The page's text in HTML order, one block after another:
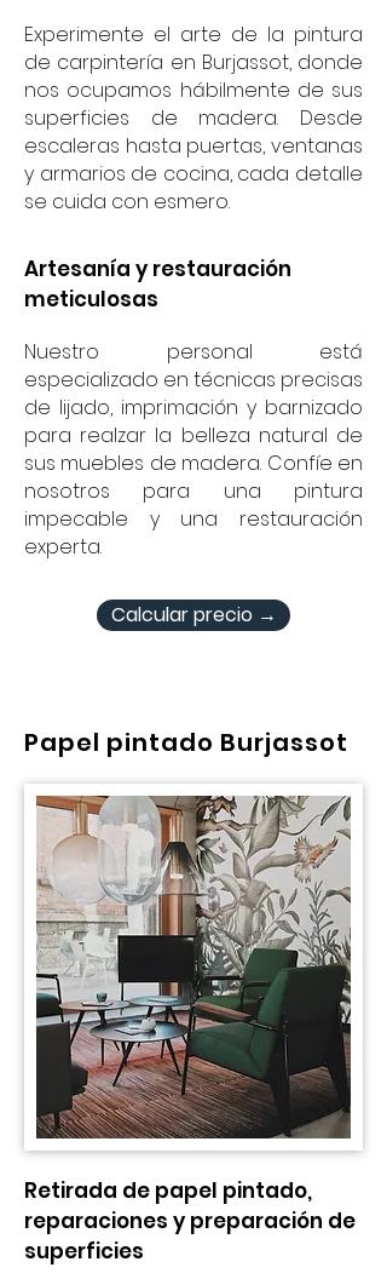
Experimente el arte de la pintura
de carpintería en Burjassot, donde
nos ocupamos hábilmente de sus
superficies de madera. Desde
escaleras hasta puertas, ventanas
y armarios de cocina, cada detalle
se cuida con esmero.
Artesanía y restauración
meticulosas
Nuestro personal está
especializado en técnicas precisas
de lijado, imprimación y barnizado
para realzar la belleza natural de
sus muebles de madera. Confíe en
nosotros para una pintura
impecable y una restauración
experta.
Calcular precio →
Papel pintado Burjassot
Retirada de papel pintado,
reparaciones y preparación de
superficies